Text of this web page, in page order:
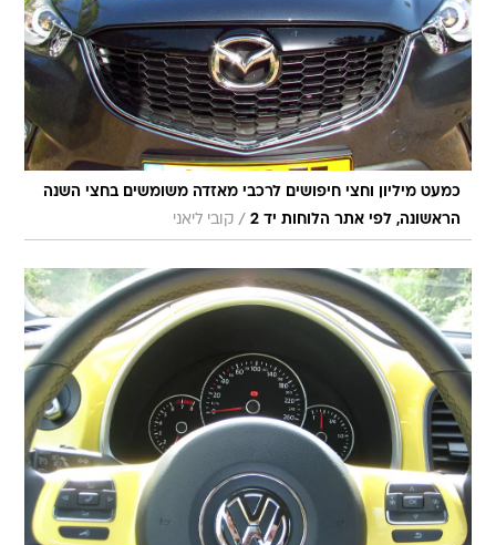
כמעט מיליון וחצי חיפושים לרכבי מאזדה משומשים בחצי השנה
הראשונה, לפי אתר הלוחות יד 2
/ קובי ליאני